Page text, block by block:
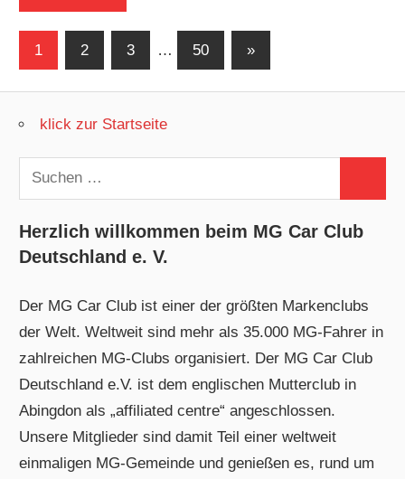
Seitennummerierung
Beiträge
1 2 3 … 50
Nächste
Beiträge
»
klick zur Startseite
Suchen
nach:
Herzlich willkommen beim MG Car Club
Deutschland e. V.
Der MG Car Club ist einer der größten Markenclubs
der Welt. Weltweit sind mehr als 35.000 MG-Fahrer in
zahlreichen MG-Clubs organisiert. Der MG Car Club
Deutschland e.V. ist dem englischen Mutterclub in
Abingdon als „affiliated centre“ angeschlossen.
Unsere Mitglieder sind damit Teil einer weltweit
einmaligen MG-Gemeinde und genießen es, rund um